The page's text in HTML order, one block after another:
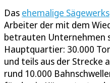
Das ehemalige
Arbeiter der mit dem
betrauten Unternehmen
Hauptquartier: 30.000
und teils aus der Strecke
rund 10.000